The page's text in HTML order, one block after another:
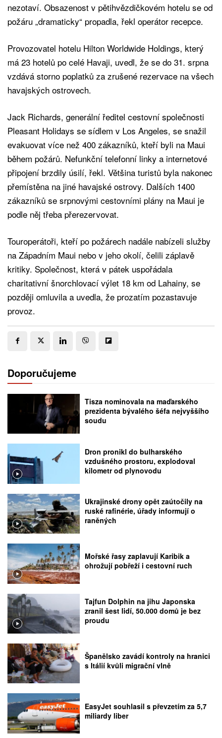
nezotaví. Obsazenost v pětihvězdičkovém hotelu se od
požáru „dramaticky“ propadla, řekl operátor recepce.
Provozovatel hotelu Hilton Worldwide Holdings, který
má 23 hotelů po celé Havaji, uvedl, že se do 31. srpna
vzdává storno poplatků za zrušené rezervace na všech
havajských ostrovech.
Jack Richards, generální ředitel cestovní společnosti
Pleasant Holidays se sídlem v Los Angeles, se snažil
evakuovat více než 400 zákazníků, kteří byli na Maui
během požárů. Nefunkční telefonní linky a internetové
připojení brzdily úsilí, řekl. Většina turistů byla nakonec
přemístěna na jiné havajské ostrovy. Dalších 1400
zákazníků se srpnovými cestovními plány na Maui je
podle něj třeba přerezervovat.
Touroperátoři, kteří po požárech nadále nabízeli služby
na Západním Maui nebo v jeho okolí, čelili záplavě
kritiky. Společnost, která v pátek uspořádala
charitativní šnorchlovací výlet 18 km od Lahainy, se
později omluvila a uvedla, že prozatím pozastavuje
provoz.
Doporučujeme
Tisza nominovala na maďarského
prezidenta bývalého šéfa nejvyššího
soudu
Dron pronikl do bulharského
vzdušného prostoru, explodoval
kilometr od plynovodu
Ukrajinské drony opět zaútočily na
ruské rafinérie, úřady informují o
raněných
Mořské řasy zaplavují Karibik a
ohrožují pobřeží i cestovní ruch
Tajfun Dolphin na jihu Japonska
zranil šest lidí, 50.000 domů je bez
proudu
Španělsko zavádí kontroly na hranici
s Itálií kvůli migrační vlně
EasyJet souhlasil s převzetím za 5,7
miliardy liber